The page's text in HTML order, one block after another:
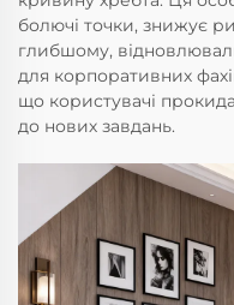
болючі точки, знижує
глибшому,
для корпоративних
що користувачі
до нових завдань.